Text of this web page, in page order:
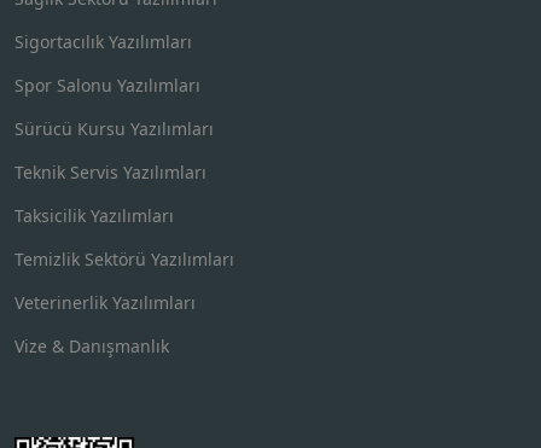
Sigortacılık Yazılımları
Spor Salonu Yazılımları
Sürücü Kursu Yazılımları
Teknik Servis Yazılımları
Taksicilik Yazılımları
Temizlik Sektörü Yazılımları
Veterinerlik Yazılımları
Vize & Danışmanlık